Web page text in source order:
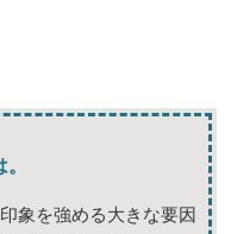
象を強める大きな要因